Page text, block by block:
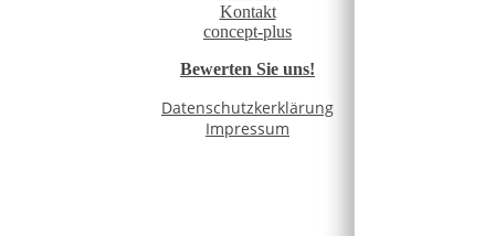
Kontakt
concept-plus
Bewerten Sie uns!
Datenschutzkerklärung
Impressum